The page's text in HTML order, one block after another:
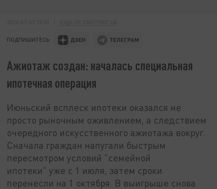
ПОДПИШИТЕСЬ:
Ажиотаж создан: началась специальная
ипотечная операция
Июньский всплеск ипотеки оказался не
просто рыночным оживлением, а следствием
очередного искусственного ажиотажа вокруг.
Сначала граждан напугали быстрым
пересмотром условий "семейной
ипотеки" уже с 1 июля, затем сроки
перенесли на 1 октября. В выигрыше снова